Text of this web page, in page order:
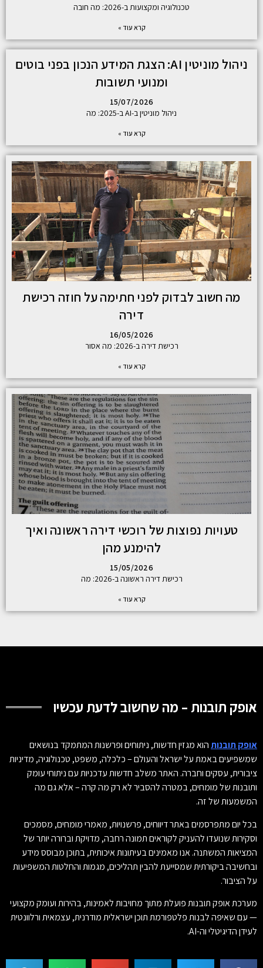
טכנולוגיה ומקצועות ב-2026: מה חובה
קרא עוד »
ניהול מוניטין AI: הצגת המידע הנכון בפני בוטים
ומנועי תשובות
15/07/2026
ניהול מוניטין ב-AI ב-2025: מה
קרא עוד »
מה חשוב לבדוק לפני חתימה על חוזה רכישת
דירה
16/05/2026
רכישת דירה ב-2026: מה אסור
קרא עוד »
טעויות נפוצות של רוכשי דירה ראשונה ואיך
להימנע מהן
15/05/2026
רכישת דירה ראשונה ב-2026: מה
קרא עוד »
אופק תובנות – מה שחשוב לדעת עכשיו
אופק תובנותהוא מגזין חדשות, ניתוחים ופרשנות המתמקד בנושאים
שמשפיעים באמת על ישראל והעולם – כלכלה, משפט, טכנולוגיה, מדיניות
ציבורית, עסקים וחברה. האתר משלב חדשות עדכניות עם ניתוחי עומק
ותובנות של מומחים, במטרה להסביר לא רק מה קרה – אלא גם מה
המשמעות של זה.
בכל יום מתפרסמים באתר דיווחים, פרשנויות, מאמרי מומחים, מסמכים
וסקירות שנועדו להעניק לקוראים תמונה רחבה, מדויקת וברורה יותר של
המציאות המשתנה. אנו מאמינים בעיתונות איכותית, בתוכן מבוסס מידע
ובחשיבה ביקורתית שמסייעת להבין תהליכים, מגמות והחלטות המשפיעות
על הציבור.
מערכת אופק תובנות פועלת מתוך מחויבות לאמינות, בהירות ועומק מקצועי
— עם שאיפה לבנות פלטפורמת תוכן ישראלית מודרנית, עצמאית ורלוונטית
לעידן הדיגיטלי וה-AI.